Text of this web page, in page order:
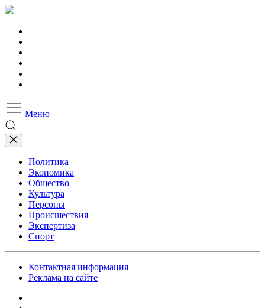
Меню
Политика
Экономика
Общество
Культура
Персоны
Происшествия
Экспертиза
Спорт
Контактная информация
Реклама на сайте